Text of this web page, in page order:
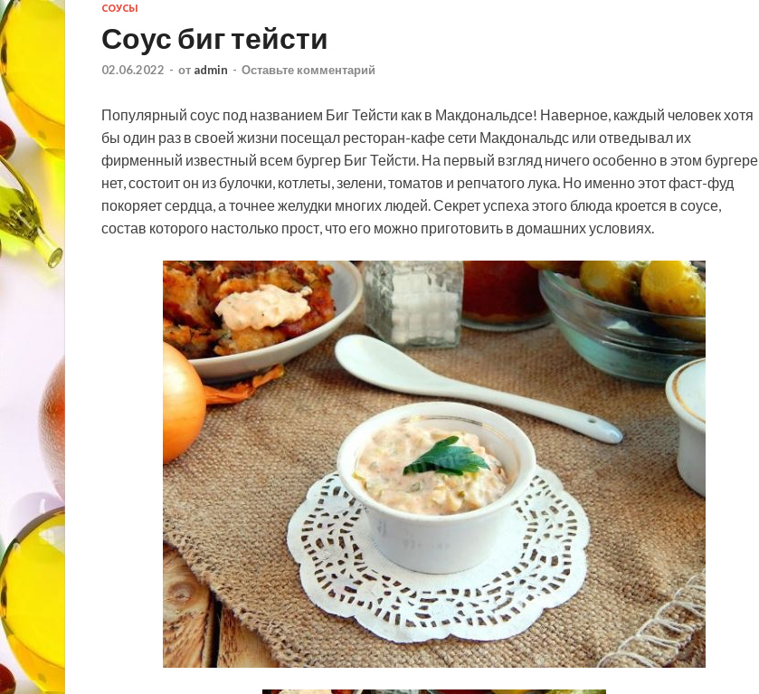
СОУСЫ
Соус биг тейсти
02.06.2022 - от admin - Оставьте комментарий
Популярный соус под названием Биг Тейсти как в Макдональдсе! Наверное, каждый человек хотя
бы один раз в своей жизни посещал ресторан-кафе сети Макдональдс или отведывал их
фирменный известный всем бургер Биг Тейсти. На первый взгляд ничего особенно в этом бургере
нет, состоит он из булочки, котлеты, зелени, томатов и репчатого лука. Но именно этот фаст-фуд
покоряет сердца, а точнее желудки многих людей. Секрет успеха этого блюда кроется в соусе,
состав которого настолько прост, что его можно приготовить в домашних условиях.